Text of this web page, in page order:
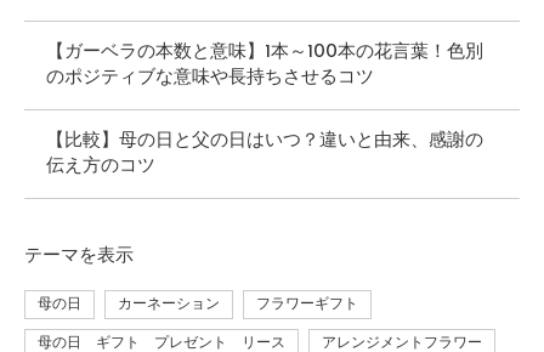
【ガーベラの本数と意味】1本～100本の花言葉！色別
のポジティブな意味や長持ちさせるコツ
【比較】母の日と父の日はいつ？違いと由来、感謝の
伝え方のコツ
テーマ を表示
母の日 カーネーション フラワーギフト
母の日 ギフト プレゼント リース アレンジメントフラワー